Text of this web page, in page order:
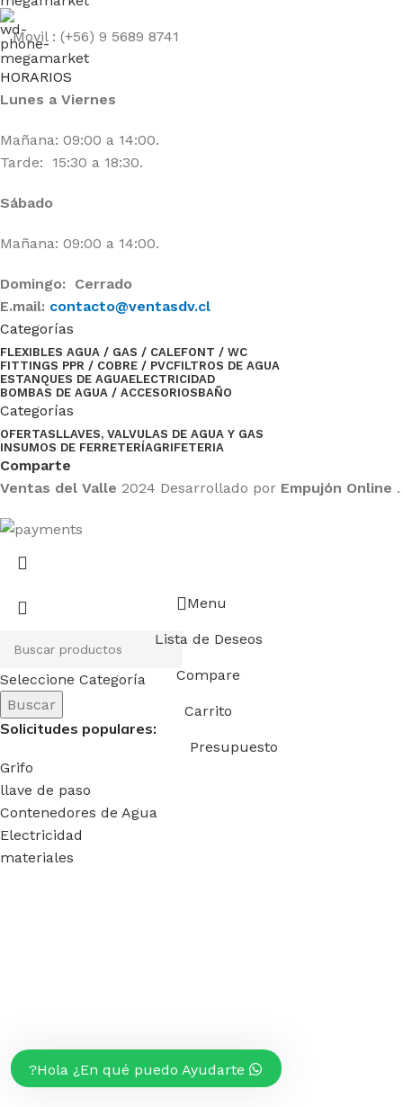
Movil : (+56) 9 5689 8741
HORARIOS
Lunes a Viernes
Mañana: 09:00 a 14:00.
Tarde: 15:30 a 18:30.
Sábado
Mañana: 09:00 a 14:00.
Domingo: Cerrado
E.mail: contacto@ventasdv.cl
Categorías
FLEXIBLES AGUA / GAS / CALEFONT / WC
FITTINGS PPR / COBRE / PVCFILTROS DE AGUA
ESTANQUES DE AGUAELECTRICIDAD
BOMBAS DE AGUA / ACCESORIOSBAÑO
Categorías
OFERTASLLAVES, VALVULAS DE AGUA Y GAS
INSUMOS DE FERRETERÍAGRIFETERIA
Comparte
Ventas del Valle 2024 Desarrollado por Empujón Online .
Seleccione Categoría
Buscar
Solicitudes populares:
Grifo
llave de paso
Contenedores de Agua
Electricidad
materiales
Hola ¿En qué puedo Ayudarte?
Menu
Lista de Deseos
Compare
Carrito
Presupuesto